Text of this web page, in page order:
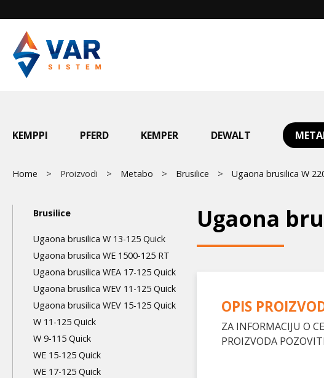
to
main
content
Main
KEMPPI PFERD KEMPER DEWALT
Breadcrumb
Home Proizvodi Metabo Brusilice Ugaona brusilica W
Ugaona
OPIS
ZA INFORMACIJU O
PROIZVODA
Main
navigation
3nd
level
Brusilice
Ugaona brusilica W 13-125 Quick
Ugaona brusilica WE 1500-125 RT
Ugaona brusilica WEA 17-125 Quick
Ugaona brusilica WEV 11-125 Quick
Ugaona brusilica WEV 15-125 Quick
W 11-125 Quick
W 9-115 Quick
WE 15-125 Quick
WE 17-125 Quick